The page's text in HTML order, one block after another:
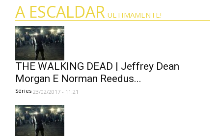
A ESCALDAR ULTIMAMENTE!
THE WALKING DEAD | Jeffrey Dean
Morgan E Norman Reedus...
Séries 23/02/2017 - 11:21